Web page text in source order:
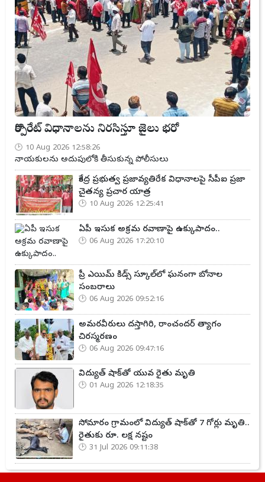
కార్పొరేట్ విధానాలను నిరసిస్తూ జైలు భరో
10 Aug 2026 12:58:26
నాయకులను అదుపులోకి తీసుకున్న పోలీసులు
కేంద్ర ప్రభుత్వ ప్రజావ్యతిరేక విధానాలపై సీపీఐ ప్రజా
చైతన్య ప్రచార యాత్ర
10 Aug 2026 12:25:41
ఏపీ ఇసుక అక్రమ రవాణాపై ఉక్కుపాదం..
06 Aug 2026 17:20:10
ప్రీ ఎయిమ్ కిడ్స్ స్కూల్‌లో ఘనంగా బోనాల
సంబరాలు
06 Aug 2026 09:52:16
అమరవీరులు దస్తాగిరి, రాంచందర్ త్యాగం
చిరస్మరణం
06 Aug 2026 09:47:16
విద్యుత్ షాక్‌తో యువ రైతు మృతి
01 Aug 2026 12:18:35
సోమారం గ్రామంలో విద్యుత్ షాక్‌తో 7 గోర్లు మృతి..
రైతుకు రూ. లక్ష నష్టం
31 Jul 2026 09:11:38